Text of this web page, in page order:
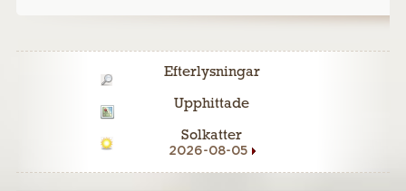
Efterlysningar
Upphittade
Solkatter
2026-08-05